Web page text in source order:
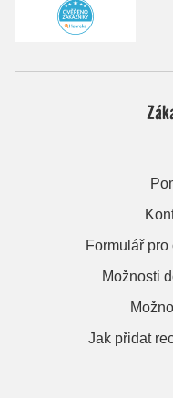
Formulář
Možnosti
Jak přidat